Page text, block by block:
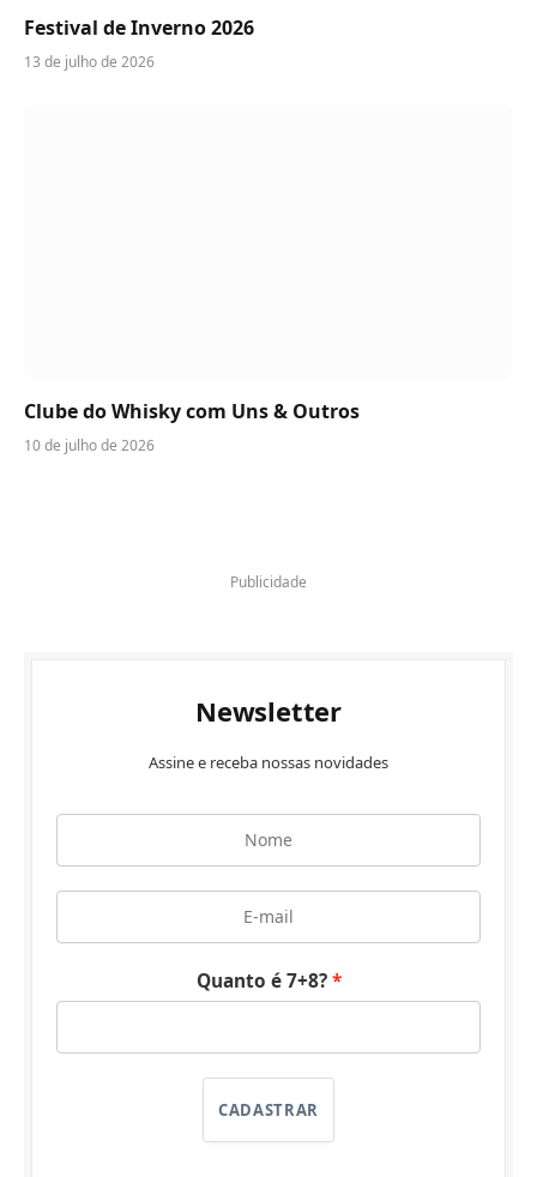
Festival de Inverno 2026
13 de julho de 2026
Clube do Whisky com Uns & Outros
10 de julho de 2026
Publicidade
Newsletter
Assine e receba nossas novidades
Quanto é 7+8?
CADASTRAR